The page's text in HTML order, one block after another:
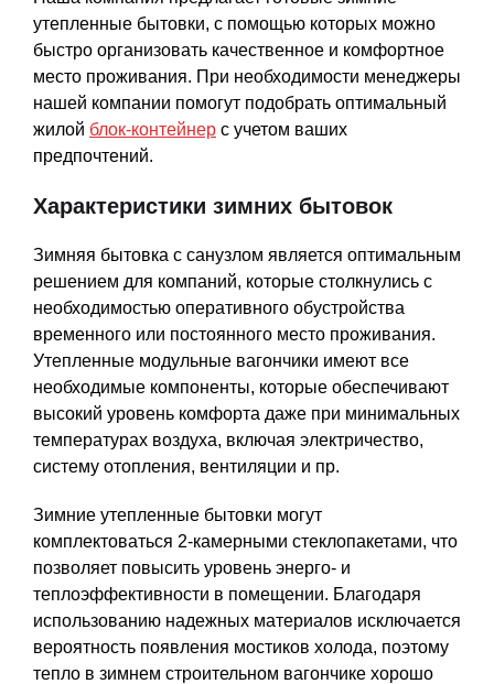
утепленные бытовки, с помощью которых можно
быстро организовать качественное и комфортное
место проживания. При необходимости менеджеры
нашей компании помогут подобрать оптимальный
жилой блок-контейнер с учетом ваших
предпочтений.
Характеристики зимних бытовок
Зимняя бытовка с санузлом является оптимальным
решением для компаний, которые столкнулись с
необходимостью оперативного обустройства
временного или постоянного место проживания.
Утепленные модульные вагончики имеют все
необходимые компоненты, которые обеспечивают
высокий уровень комфорта даже при минимальных
температурах воздуха, включая электричество,
систему отопления, вентиляции и пр.
Зимние утепленные бытовки могут
комплектоваться 2-камерными стеклопакетами, что
позволяет повысить уровень энерго- и
теплоэффективности в помещении. Благодаря
использованию надежных материалов исключается
вероятность появления мостиков холода, поэтому
тепло в зимнем строительном вагончике хорошо